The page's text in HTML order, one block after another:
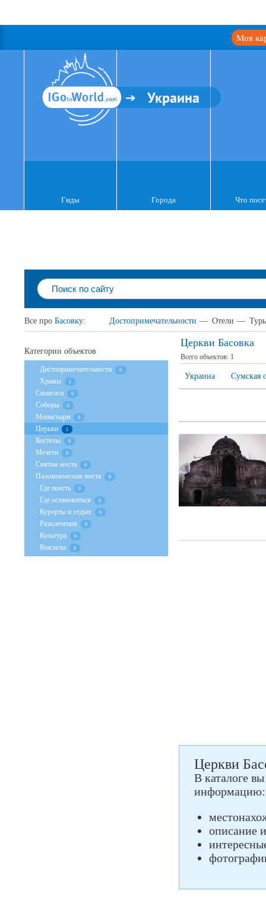
Моя
Украина
Гиды Города Что
Все про Басовку: Достопримечательности — Отели —
Церкви Басовка
Всего объектов: 1
Украина Сумская
Церкви
В каталоге
информацию:
описание
Категории объектов
Достопримечательности 0
Храмы 1
Cинагоги 0
Соборы 0
Монастыри 0
Церкви 1
Костелы 0
Мечети 0
Святые места 0
Паломнические места 0
Где поесть 0
Где остановиться 0
Курорты и отдых 0
Развлечения 0
Культура 0
Вокзалы 0